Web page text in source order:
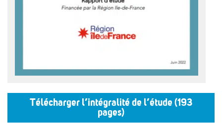
Télécharger l’intégralité de l’étude (193
pages)